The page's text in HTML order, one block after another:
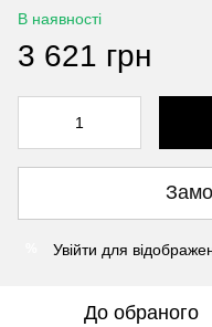
В наявності
3 621 грн
Увійти для
До обраного